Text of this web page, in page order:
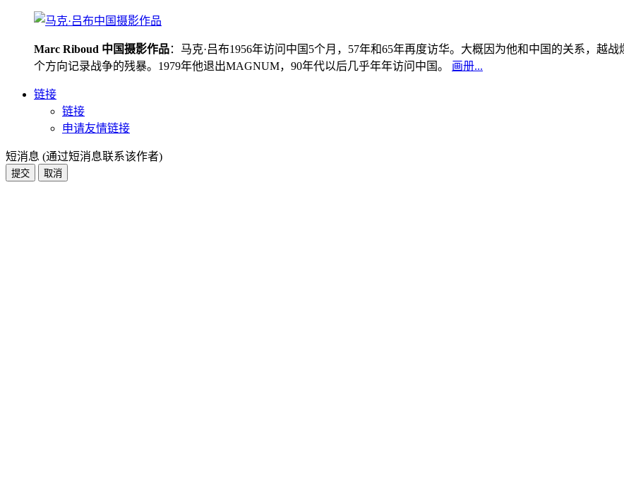
Marc Riboud 中国摄影作品：马克·吕布1956年访问中国5个月，57年和65年再度访华。大概因为他和中国的关系，越
个方向记录战争的残暴。1979年他退出MAGNUM，90年代以后几乎年年访问中国。 画册...
链接
链接
申请友情链接
短消息 (通过短消息联系该作者)